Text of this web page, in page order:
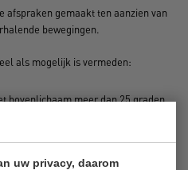
uw privacy, daarom
afspraken gemaakt ten aanzien van
bewegingen.
als mogelijk is vermeden:
bovenlichaam meer dan 25 graden
meer dan 10 graden achterwaarts